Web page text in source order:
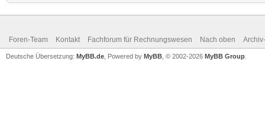
Foren-Team Kontakt Fachforum für Rechnungswesen Nach oben
Deutsche Übersetzung: MyBB.de , Powered by MyBB , © 2002-2026 MyBB Group